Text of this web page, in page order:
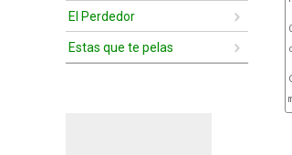
El Perdedor
Estas que te pelas